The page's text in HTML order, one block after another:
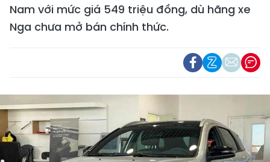
Nam với mức giá 549 triệu đồng, dù hãng xe
Nga chưa mở bán chính thức.